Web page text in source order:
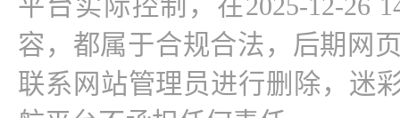
平台实际控制，在2025-12-26
容，都属于合规合法，后期网
联系网站管理员进行删除，迷